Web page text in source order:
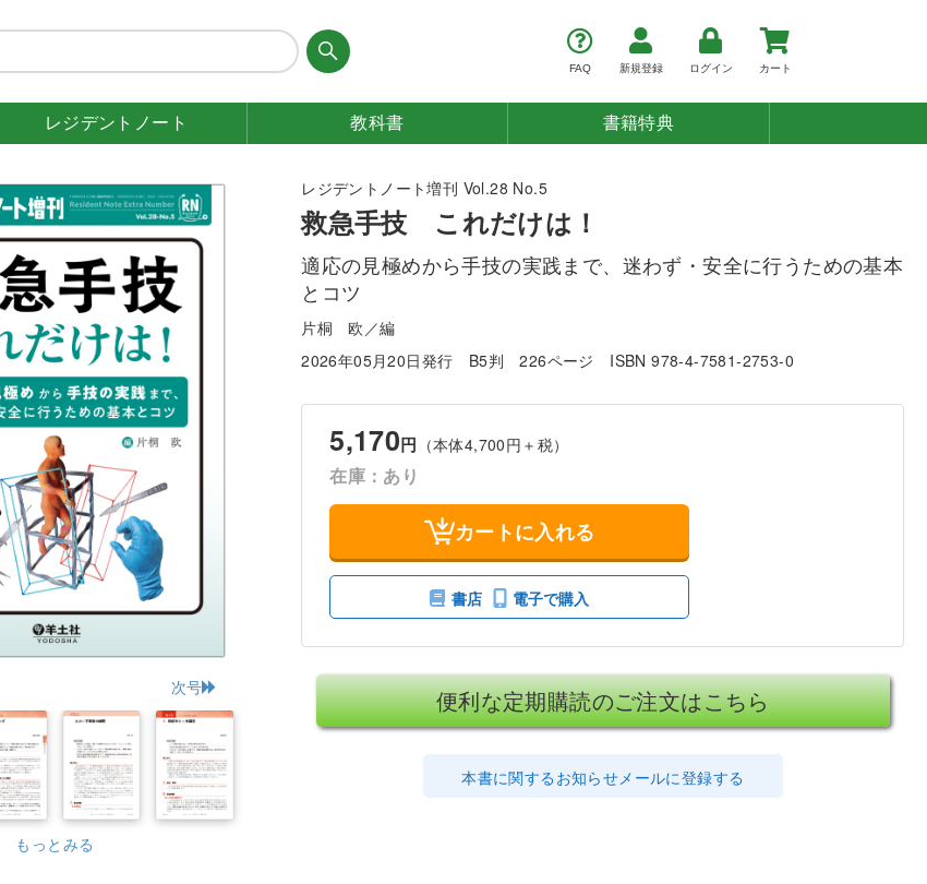
FAQ 新規登録 ログイン カート
レジデント ノート 教科書 書籍特典
次号
もっとみる
レジデントノート増刊 Vol.28 No.5
救急手技 これだけは！
適応の見極めから手技の実践まで、迷わず・安全に行うための基本
とコツ
片桐 欧／編
2026年05月20日発行
B5判 226ページ ISBN 978-4-7581-2753-0
5,170円 （本体4,700円＋税）
在庫：あり
カートに入れる
書店 電子で購入
便利な定期購読のご注文はこちら
本書に関するお知らせメールに登録する